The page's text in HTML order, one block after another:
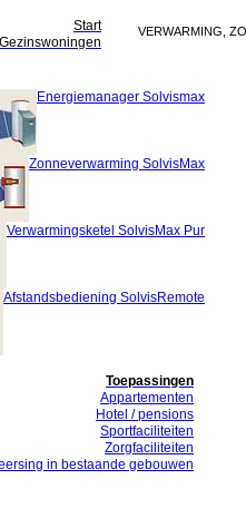
VERWARMING,
Start
Gezinswoningen
Energiemanager Solvismax
Zonneverwarming SolvisMax
Verwarmingsketel SolvisMax Pur
Afstandsbediening SolvisRemote
Toepassingen
Appartementen
Hotel / pensions
Sportfaciliteiten
Zorgfaciliteiten
in bestaande gebouwen